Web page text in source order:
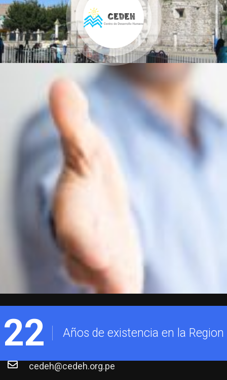
22 Años de existencia en la Region
“Centro de Desarrollo Humano” (CEDEH), es una asociación
civil sin fines de lucro.
(051)208623
cedeh@cedeh.org.pe